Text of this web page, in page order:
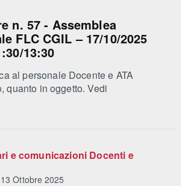
n. 57 - Assemblea
FLC CGIL – 17/10/2025
13:30
al personale Docente e ATA
quanto in oggetto. Vedi
e comunicazioni Docenti e
Ottobre 2025